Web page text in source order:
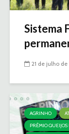
Sistema
21 de julho
AGRINHO
PRÊMIO